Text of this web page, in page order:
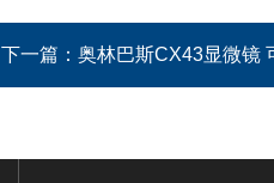
下一篇： 奥林巴斯CX43显微镜